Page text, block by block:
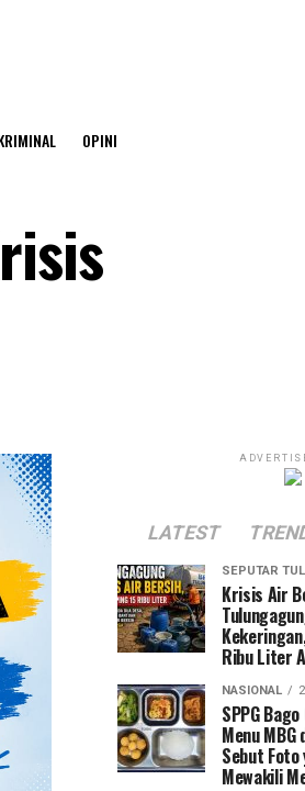
OPINI
LATEST
SEPUTAR
Krisis Air
Ribu Liter
NASIONAL
SPPG
Menu MBG
Sebut
Mewakili